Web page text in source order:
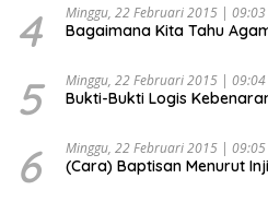
4 Minggu, 22 Februari 2015 | 09:03
Bagaimana Kita Tahu
5 Minggu, 22 Februari 2015 | 09:04
Bukti-Bukti Logis
6 Minggu, 22 Februari 2015 | 09:05
(Cara) Baptisan Menurut